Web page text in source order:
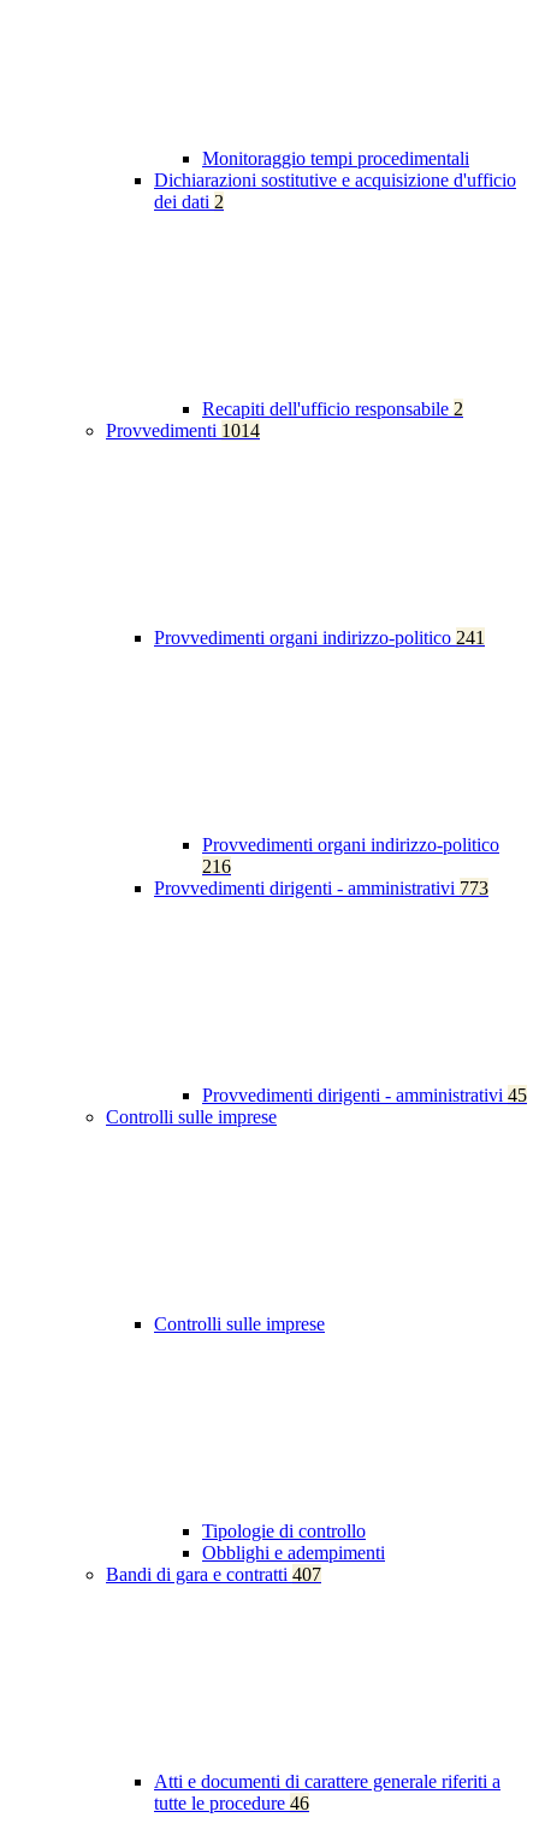
Monitoraggio tempi procedimentali
Dichiarazioni sostitutive e acquisizione d'ufficio
dei dati 2
Recapiti dell'ufficio responsabile 2
Provvedimenti 1014
Provvedimenti organi indirizzo-politico 241
Provvedimenti organi indirizzo-politico
216
Provvedimenti dirigenti - amministrativi 773
Provvedimenti dirigenti - amministrativi 45
Controlli sulle imprese
Controlli sulle imprese
Tipologie di controllo
Obblighi e adempimenti
Bandi di gara e contratti 407
Atti e documenti di carattere generale riferiti a
tutte le procedure 46